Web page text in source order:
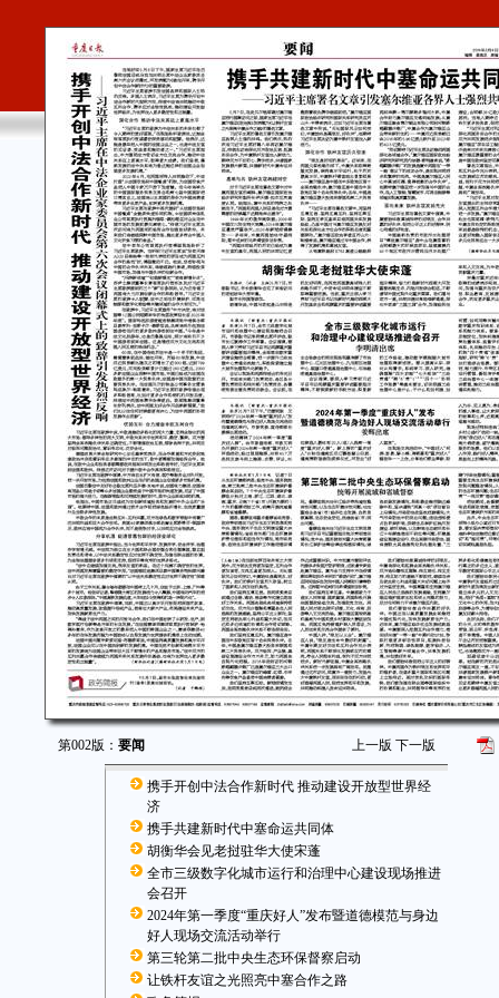
第002版： 要闻 上一版 下一版
携手开创中法合作新时代 推动建设开放型世界经
济
携手共建新时代中塞命运共同体
胡衡华会见老挝驻华大使宋蓬
全市三级数字化城市运行和治理中心建设现场推进
会召开
2024年第一季度“重庆好人”发布暨道德模范与身边
好人现场交流活动举行
第三轮第二批中央生态环保督察启动
让铁杆友谊之光照亮中塞合作之路